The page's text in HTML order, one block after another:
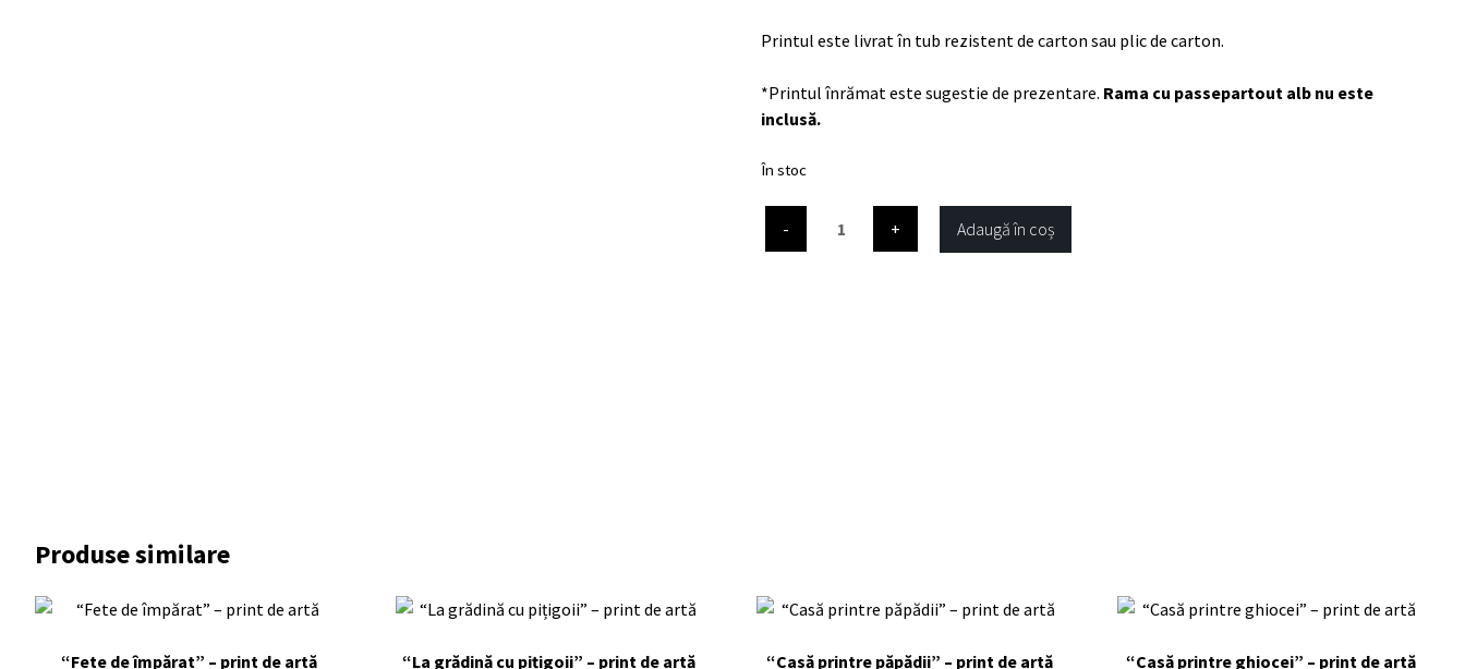
Printul este livrat în tub rezistent de carton sau plic de carton.
*Printul înrămat este sugestie de prezentare. Rama cu passepartout alb nu este
inclusă.
În stoc
Adaugă în coș
Produse similare
“Fete de împărat” – print de artă “La grădină cu pițigoii” – print de artă “Casă printre păpădii” – print de artă “Casă printre ghiocei” – print de artă